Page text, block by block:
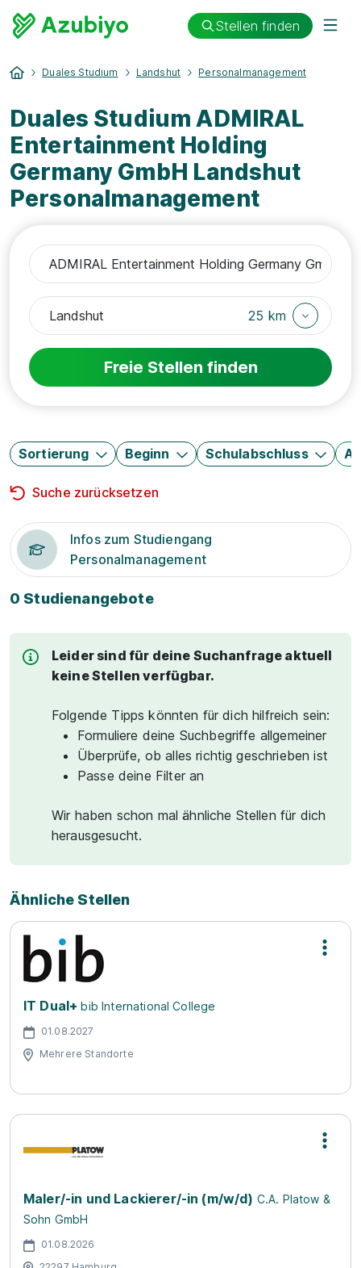
Stellen finden
Duales Studium Landshut Personalmanagement
Duales Studium ADMIRAL
Entertainment Holding
Germany GmbH Landshut
Personalmanagement
25 km
Freie Stellen finden
Sortierung Beginn Schulabschluss
Suche zurücksetzen
Infos zum Studiengang
Personalmanagement
0 Studienangebote
Leider sind für deine Suchanfrage aktuell
keine Stellen verfügbar.
Folgende Tipps könnten für dich hilfreich sein:
Formuliere deine Suchbegriffe allgemeiner
Überprüfe, ob alles richtig geschrieben ist
Passe deine Filter an
Wir haben schon mal ähnliche Stellen für dich
herausgesucht.
Ähnliche Stellen
IT Dual+ bib International College
01.08.2027
Mehrere Standorte
Maler/-in und Lackierer/-in (m/w/d) C.A. Platow &
Sohn GmbH
01.08.2026